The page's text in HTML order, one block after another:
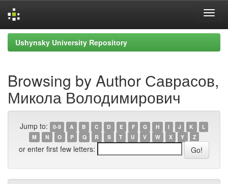
Skip
navigation
Ushynsky University Repository
Browsing by Author Саврасов,
Микола Володимирович
Jump to: 0-9 A B C D E F G H I J K
L
M
N O P Q R S T U V W X Y Z
or enter first few letters: